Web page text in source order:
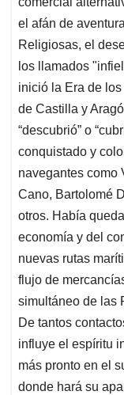
el afán de
Religiosas, el
los llamados
inició la Era de
de Castilla y
“descubrió” o
conquistado y
navegantes como
Cano, Bartolomé
otros. Había
economía y del
nuevas rutas
flujo de
simultáneo de las
De tantos
influye el espíritu
más pronto en el
donde hará su